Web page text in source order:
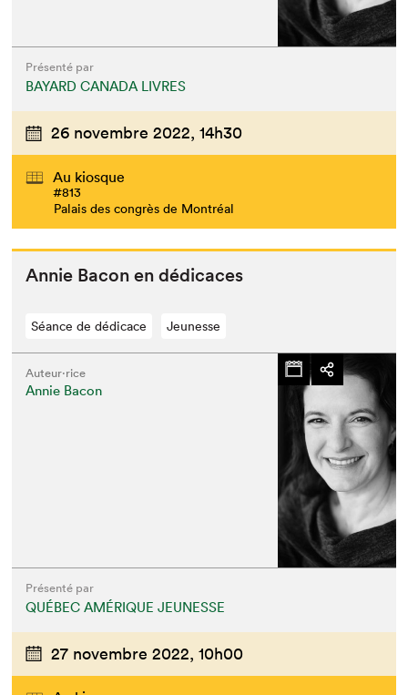
Présenté par
BAYARD CANADA LIVRES
26 novembre 2022, 14h30
Au kiosque
#813
Palais des congrès de Montréal
Annie Bacon en dédicaces
Séance de dédicace Jeunesse
Auteur·rice
Annie Bacon
Présenté par
QUÉBEC AMÉRIQUE JEUNESSE
27 novembre 2022, 10h00